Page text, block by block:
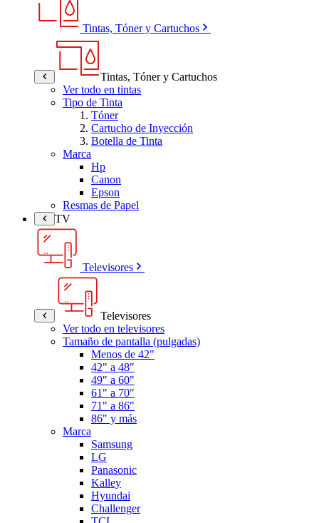
Tintas, Tóner y Cartuchos
Tintas, Tóner y Cartuchos
Ver todo en tintas
Tipo de Tinta
Tóner
Cartucho de Inyección
Botella de Tinta
Marca
Hp
Canon
Epson
Resmas de Papel
TV
Televisores
Televisores
Ver todo en televisores
Tamaño de pantalla (pulgadas)
Menos de 42"
42" a 48"
49" a 60"
61" a 70"
71" a 86"
86" y más
Marca
Samsung
LG
Panasonic
Kalley
Hyundai
Challenger